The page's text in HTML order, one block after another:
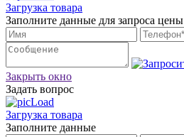
Загрузка товара
Заполните данные для запроса цены
Закрыть окно
Задать вопрос
Загрузка товара
Заполните данные